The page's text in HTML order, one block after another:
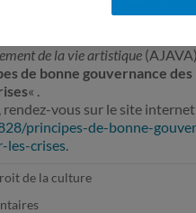
et Me Tommy Tremblay
de la vie artistique (AJAVA).
de bonne gouvernance des
« .
vous sur le site
principes-de-bonne-
les-crises
de la culture